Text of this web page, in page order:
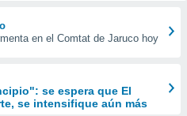
en el Comtat de Jaruco hoy
se espera que El
se intensifique aún más